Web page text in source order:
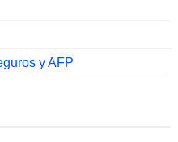
y AFP